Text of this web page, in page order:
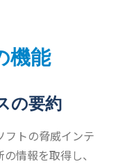
機能
の要約
トの脅威インテ
情報を取得し、